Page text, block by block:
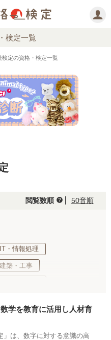
検定一覧
検定の資格・検定一覧
閲覧数順 help 50音順
IT・情報処理
築・工事
能 調理・衛生・飲食
・クリエイティブ
数学を教育に活用し人材育
」は、数字に対する意識の高